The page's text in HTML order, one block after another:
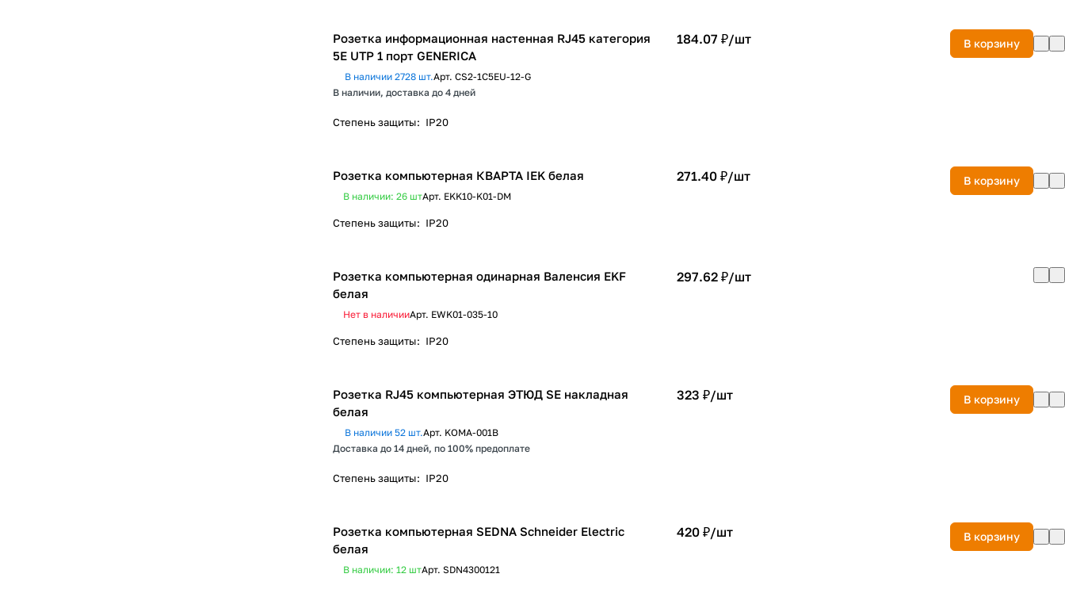
Розетка информационная настенная RJ45 категория
5Е UTP 1 порт GENERICA
В наличии 2728 шт.Арт. CS2-1C5EU-12-G
В наличии, доставка до 4 дней
184.07 ₽/шт В корзину
Степень защиты: IP20
Розетка компьютерная КВАРТА IEK белая
В наличии: 26 штАрт. EKK10-K01-DM
271.40 ₽/шт В корзину
Степень защиты: IP20
Розетка компьютерная одинарная Валенсия EKF
белая
Нет в наличииАрт. EWK01-035-10
297.62 ₽/шт
Степень защиты: IP20
Розетка RJ45 компьютерная ЭТЮД SE накладная
белая
В наличии 52 шт.Арт. KOMA-001B
Доставка до 14 дней, по 100% предоплате
323 ₽/шт В корзину
Степень защиты: IP20
Розетка компьютерная SEDNA Schneider Electric
белая
В наличии: 12 штАрт. SDN4300121
420 ₽/шт В корзину